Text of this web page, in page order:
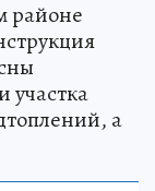
районе
участка
а